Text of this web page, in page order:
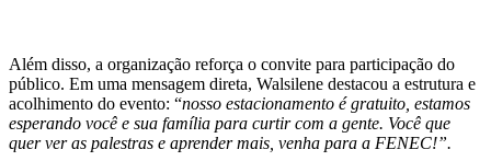
Além disso, a organização reforça o convite para participação do
público. Em uma mensagem direta, Walsilene destacou a estrutura e
acolhimento do evento: “nosso estacionamento é gratuito, estamos
esperando você e sua família para curtir com a gente. Você que
quer ver as palestras e aprender mais, venha para a FENEC!”.